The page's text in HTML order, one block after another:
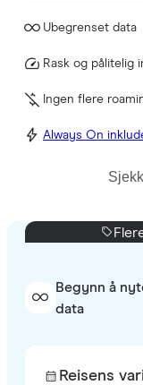
Ubegrenset data
Rask og pålitelig
Ingen flere
Always On
Begynn å
data
Reisens